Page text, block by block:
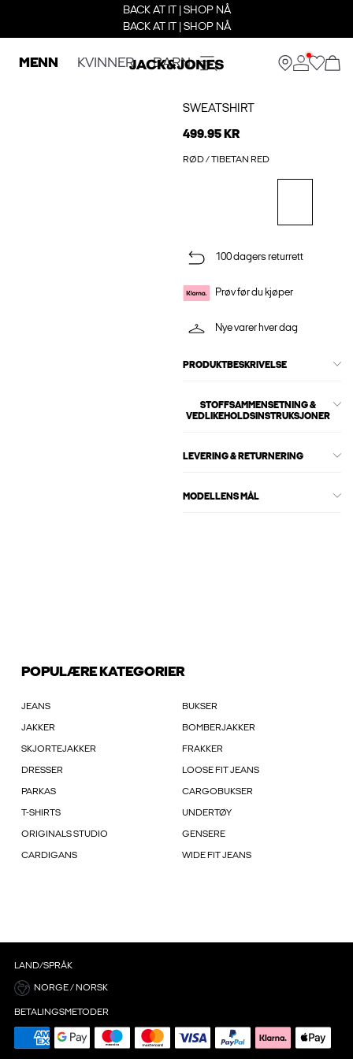
BACK AT IT | SHOP NÅ
BACK AT IT | SHOP NÅ
MENN KVINNER BARN
SWEATSHIRT
499.95 KR
RØD / TIBETAN RED
100 dagers returrett
Prøv før du kjøper
Nye varer hver dag
PRODUKTBESKRIVELSE
STOFFSAMMENSETNING &
VEDLIKEHOLDSINSTRUKSJONER
LEVERING & RETURNERING
MODELLENS MÅL
POPULÆRE KATEGORIER
JEANS BUKSER
JAKKER BOMBERJAKKER
SKJORTEJAKKER FRAKKER
DRESSER LOOSE FIT JEANS
PARKAS CARGOBUKSER
T-SHIRTS UNDERTØY
ORIGINALS STUDIO GENSERE
CARDIGANS WIDE FIT JEANS
LAND/SPRÅK
NORGE / NORSK
BETALINGSMETODER